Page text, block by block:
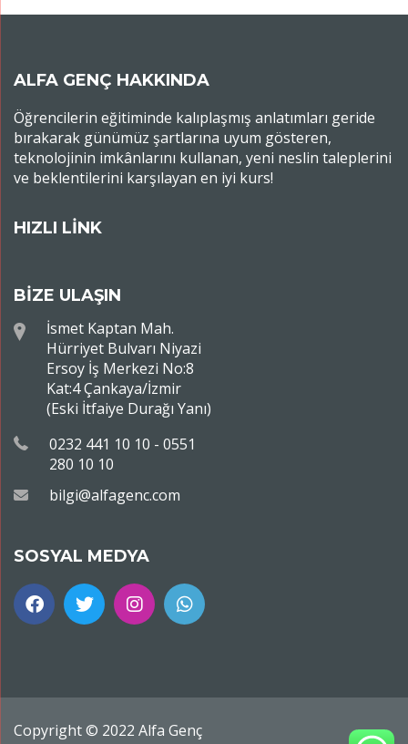
ALFA GENÇ HAKKINDA
Öğrencilerin eğitiminde kalıplaşmış anlatımları geride
bırakarak günümüz şartlarına uyum gösteren,
teknolojinin imkânlarını kullanan, yeni neslin taleplerini
ve beklentilerini karşılayan en iyi kurs!
HIZLI LİNK
BİZE ULAŞIN
İsmet Kaptan Mah.
Hürriyet Bulvarı Niyazi
Ersoy İş Merkezi No:8
Kat:4 Çankaya/İzmir
(Eski İtfaiye Durağı Yanı)
0232 441 10 10 - 0551
280 10 10
bilgi@alfagenc.com
SOSYAL MEDYA
Copyright © 2022 Alfa Genç